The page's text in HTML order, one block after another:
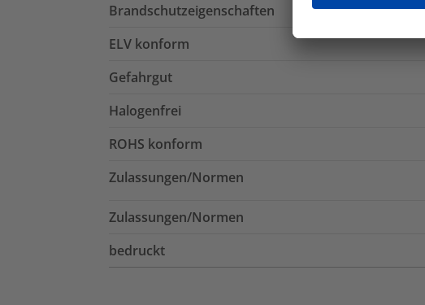
Brandschutzeigenschaften
ELV konform
Gefahrgut
Halogenfrei
ROHS konform
Zulassungen/Normen
Zulassungen/Normen
bedruckt